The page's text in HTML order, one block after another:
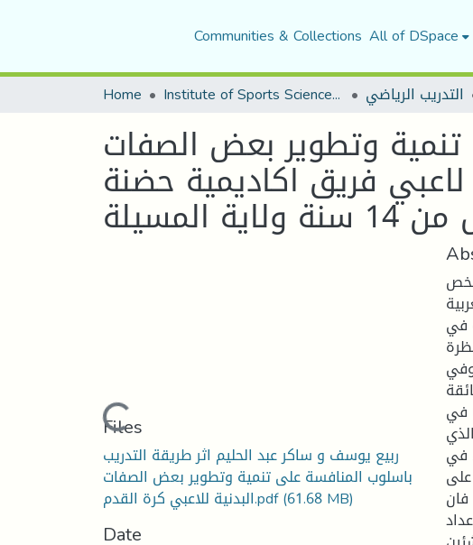
Communities & Collections All of DSpace
Home Institute of Sports Sciences and Techniques التدريب الرياضي
تنمية وتطوير بعض الصفات
لاعبي فريق اكاديمية حضنة
المسيلة
Loading...
Files
ربيع يوسف و ساكر عبد الحليم اثر طريقة التدريب
باسلوب المنافسة على تنمية وتطوير بعض الصفات
البدنية للاعبي كرة القدم.pdf(61.68 MB)
Date
:
في
في
في